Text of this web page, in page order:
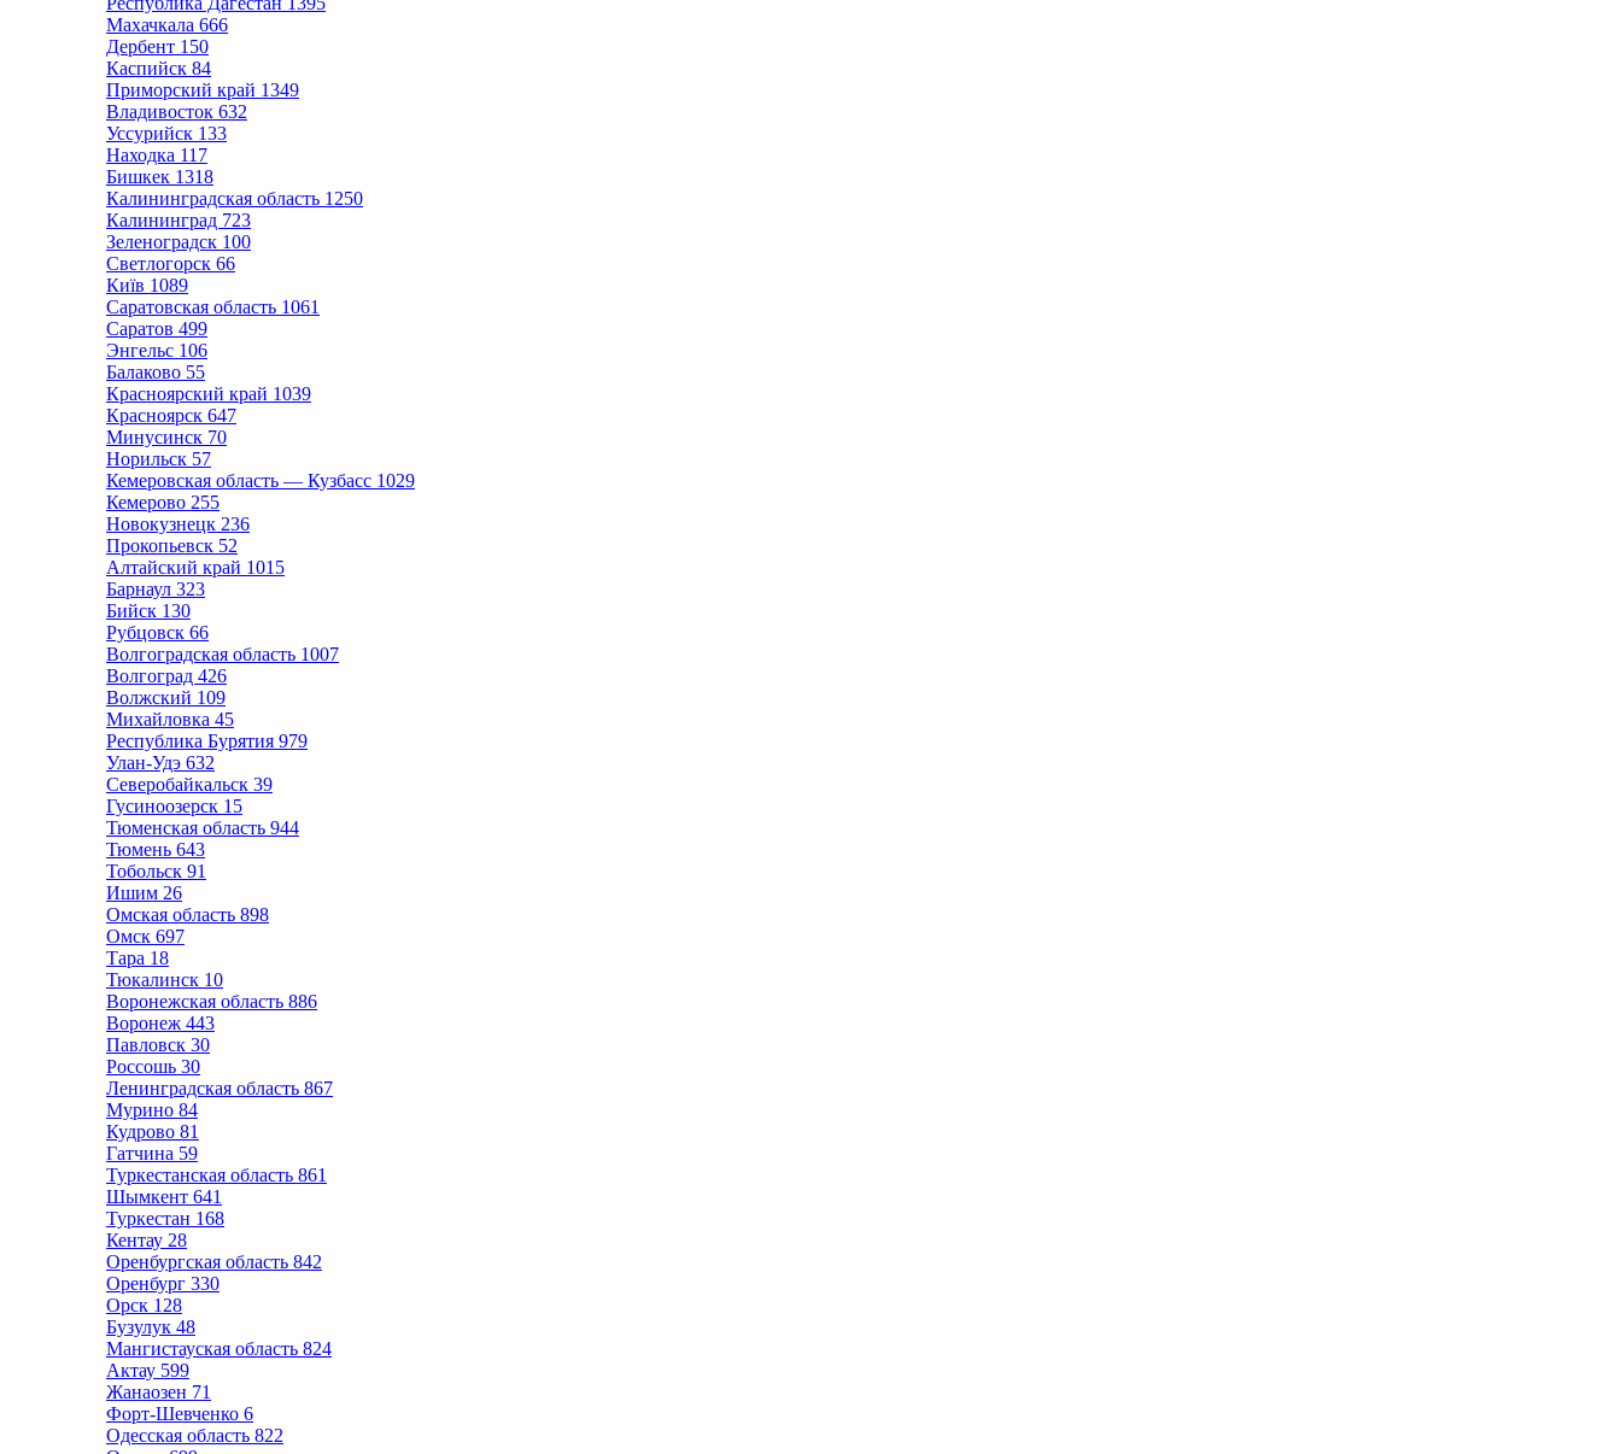
Махачкала 666
Дербент 150
Каспийск 84
Приморский край 1349
Владивосток 632
Уссурийск 133
Находка 117
Бишкек 1318
Калининградская область 1250
Калининград 723
Зеленоградск 100
Светлогорск 66
Київ 1089
Саратовская область 1061
Саратов 499
Энгельс 106
Балаково 55
Красноярский край 1039
Красноярск 647
Минусинск 70
Норильск 57
Кемеровская область — Кузбасс 1029
Кемерово 255
Новокузнецк 236
Прокопьевск 52
Алтайский край 1015
Барнаул 323
Бийск 130
Рубцовск 66
Волгоградская область 1007
Волгоград 426
Волжский 109
Михайловка 45
Республика Бурятия 979
Улан-Удэ 632
Северобайкальск 39
Гусиноозерск 15
Тюменская область 944
Тюмень 643
Тобольск 91
Ишим 26
Омская область 898
Омск 697
Тара 18
Тюкалинск 10
Воронежская область 886
Воронеж 443
Павловск 30
Россошь 30
Ленинградская область 867
Мурино 84
Кудрово 81
Гатчина 59
Туркестанская область 861
Шымкент 641
Туркестан 168
Кентау 28
Оренбургская область 842
Оренбург 330
Орск 128
Бузулук 48
Мангистауская область 824
Актау 599
Жанаозен 71
Форт-Шевченко 6
Одесская область 822